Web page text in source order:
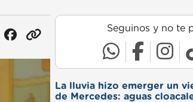
Seguinos y no te
La lluvia hizo emerger un
de Mercedes: aguas